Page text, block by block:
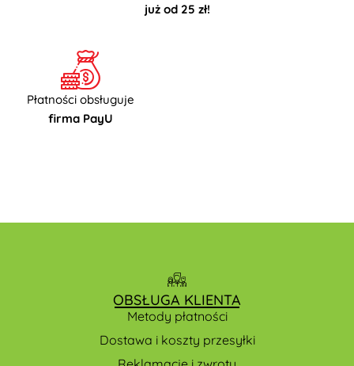
już od 25 zł!
Płatności obsługuje
firma PayU
OBSŁUGA KLIENTA
Metody płatności
Dostawa i koszty przesyłki